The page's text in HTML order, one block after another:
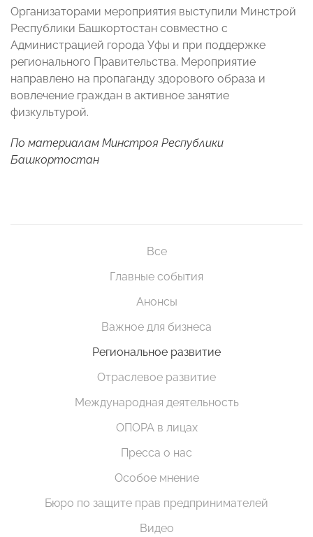
Организаторами мероприятия выступили Минстрой
Республики Башкортостан совместно с
Администрацией города Уфы и при поддержке
регионального Правительства. Мероприятие
направлено на пропаганду здорового образа и
вовлечение граждан в активное занятие
физкультурой.
По материалам Минстроя Республики
Башкортостан
Все
Главные события
Анонсы
Важное для бизнеса
Региональное развитие
Отраслевое развитие
Международная деятельность
ОПОРА в лицах
Пресса о нас
Особое мнение
Бюро по защите прав предпринимателей
Видео